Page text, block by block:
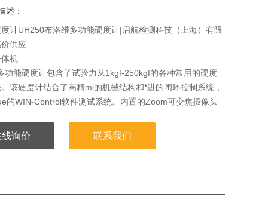
述：
计UH250布洛维多功能硬度计|启航检测科技（上海）有限
供应
机
功能硬度计包含了试验力从1kgf-250kgf的各种常用的硬度
该硬度计结合了高精mi的机械结构和*进的闭环控制系统，
的WIN-Control软件测试系统。内置的Zoom可变焦摄像头
询价 联系我们